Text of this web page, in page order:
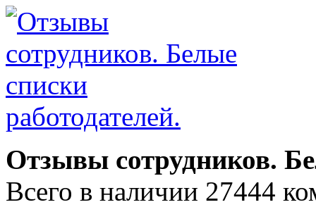
Отзывы сотрудников.
Всего в наличии 27444